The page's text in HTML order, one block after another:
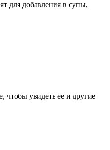
для добавления в супы,
чтобы увидеть ее и другие